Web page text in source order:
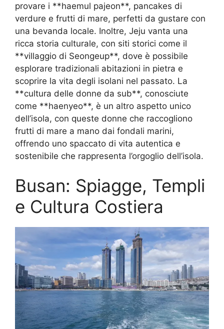
provare i **haemul pajeon**, pancakes di
verdure e frutti di mare, perfetti da gustare con
una bevanda locale. Inoltre, Jeju vanta una
ricca storia culturale, con siti storici come il
**villaggio di Seongeup**, dove è possibile
esplorare tradizionali abitazioni in pietra e
scoprire la vita degli isolani nel passato. La
**cultura delle donne da sub**, conosciute
come **haenyeo**, è un altro aspetto unico
dell’isola, con queste donne che raccogliono
frutti di mare a mano dai fondali marini,
offrendo uno spaccato di vita autentica e
sostenibile che rappresenta l’orgoglio dell’isola.
Busan: Spiagge, Templi
e Cultura Costiera